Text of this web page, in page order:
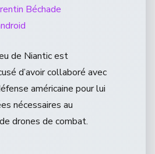
Béchade
de Niantic est
d’avoir collaboré avec
américaine pour lui
nécessaires au
drones de combat.